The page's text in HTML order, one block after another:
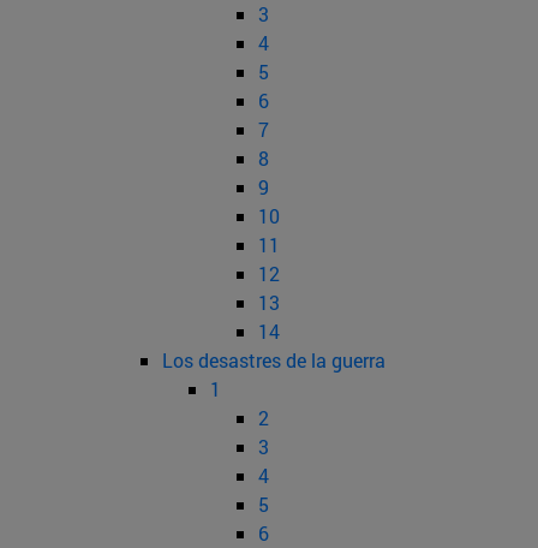
3
4
5
6
7
8
9
10
11
12
13
14
Los desastres de la guerra
1
2
3
4
5
6